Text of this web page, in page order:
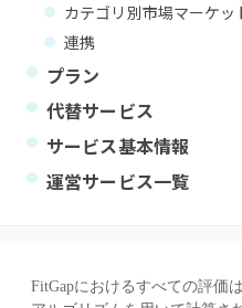
カテゴリ別市場マーケッ
連携
プラン
代替サービス
サービス基本情報
運営サービス一覧
FitGapにおけるすべての評価